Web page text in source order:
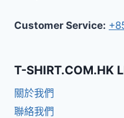
Customer Service:
T-SHIRT.COM.HK
關於我們
聯絡我們